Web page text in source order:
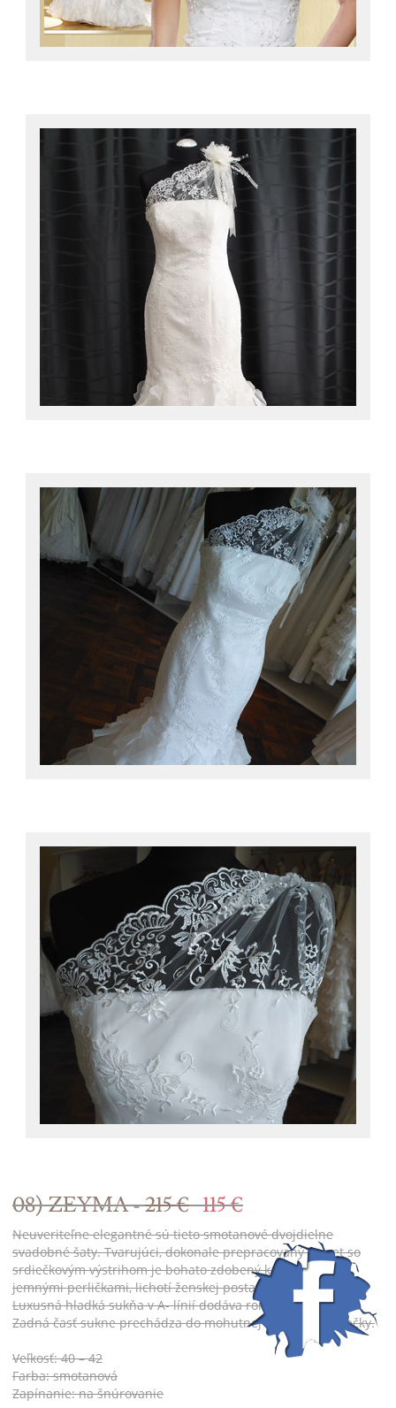
08) ZEYMA -215 € 115 €
Neuveriteľne elegantné sú tieto smotanové dvojdielne
svadobné šaty. Tvarujúci, dokonale prepracovaný korzet so
srdiečkovým výstrihom je bohato zdobený kamienkami a
jemnými perličkami, lichotí ženskej postave a zoštíhľuje pás.
Luxusná hladká sukňa v A- línií dodáva romantický vzhľad.
Zadná časť sukne prechádza do mohutnej nazberanej vlečky.
Veľkosť: 40 – 42
Farba: smotanová
Zapínanie: na šnúrovanie